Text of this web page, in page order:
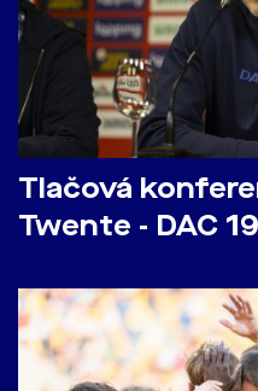
Tlačová
Twente - DAC